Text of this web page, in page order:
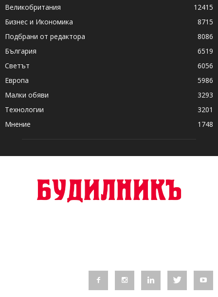
Великобритания
12415
Бизнес и Икономика
8715
Подбрани от редактора
8086
България
6519
Светът
6056
Европа
5986
Малки обяви
3293
Технологии
3201
Мнение
1748